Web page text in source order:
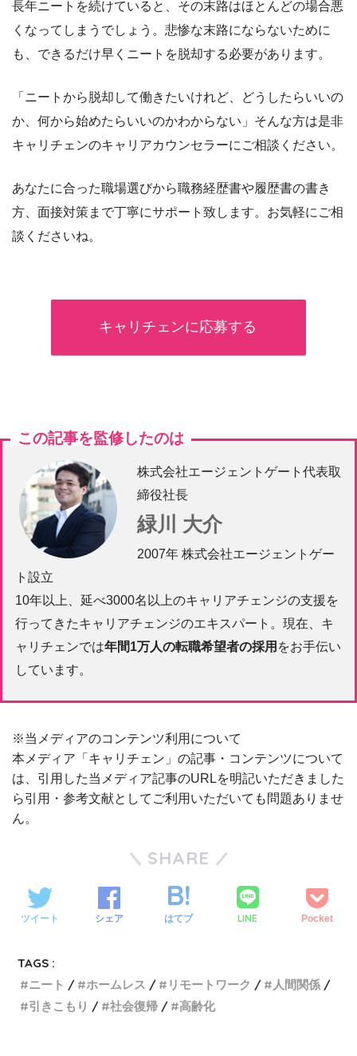
長年ニートを続けていると、その末路はほとんどの場合悪
くなってしまうでしょう。悲惨な末路にならないために
も、できるだけ早くニートを脱却する必要があります。
「ニートから脱却して働きたいけれど、どうしたらいいの
か、何から始めたらいいのかわからない」そんな方は是非
キャリチェンのキャリアカウンセラーにご相談ください。
あなたに合った職場選びから職務経歴書や履歴書の書き
方、面接対策まで丁寧にサポート致します。お気軽にご相
談くださいね。
キャリチェンに応募する
この記事を監修したのは
株式会社エージェントゲート代表取
締役社長
緑川 大介
2007年 株式会社エージェントゲー
ト設立
10年以上、延べ3000名以上のキャリアチェンジの支援を
行ってきたキャリアチェンジのエキスパート。現在、キ
ャリチェンでは年間1万人の転職希望者の採用 をお手伝い
しています。
※当メディアのコンテンツ利用について
本メディア「キャリチェン」の記事・コンテンツについて
は、引用した当メディア記事のURLを明記いただきました
ら引用・参考文献としてご利用いただいても問題ありませ
ん。
SHARE
ツイート シェア はてブ LINE Pocket
TAGS :
ニート
ホームレス リモートワーク
人間関係
引きこもり
社会復帰 高齢化